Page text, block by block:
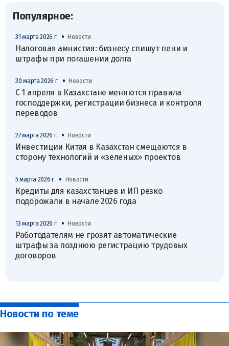
Популярное:
31 марта 2026 г. • Новости
Налоговая амнистия: бизнесу спишут пени и
штрафы при погашении долга
30 марта 2026 г. • Новости
С 1 апреля в Казахстане меняются правила
господдержки, регистрации бизнеса и контроля
переводов
27 марта 2026 г. • Новости
Инвестиции Китая в Казахстан смещаются в
сторону технологий и «зеленых» проектов
5 марта 2026 г. • Новости
Кредиты для казахстанцев и ИП резко
подорожали в начале 2026 года
13 марта 2026 г. • Новости
Работодателям не грозят автоматические
штрафы за позднюю регистрацию трудовых
договоров
Новости по теме